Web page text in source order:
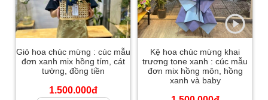
Giỏ hoa chúc mừng : cúc mẫu
đơn xanh mix hồng tím, cát
tường, đồng tiền
1.500.000đ
Kệ hoa chúc mừng khai
trương tone xanh : cúc mẫu
đơn mix hồng môn, hồng
xanh và baby